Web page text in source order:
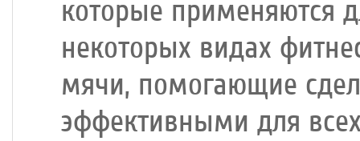
которые применяются
некоторых видах
мячи, помогающие
эффективными для